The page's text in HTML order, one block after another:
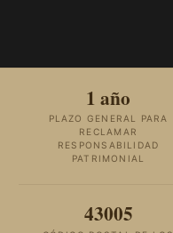
1 año
PLAZO GENERAL PARA
RECLAMAR
RESPONSABILIDAD
PATRIMONIAL
43005